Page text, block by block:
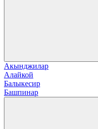
Акынджилар
Алайкой
Балыкесир
Башпинар